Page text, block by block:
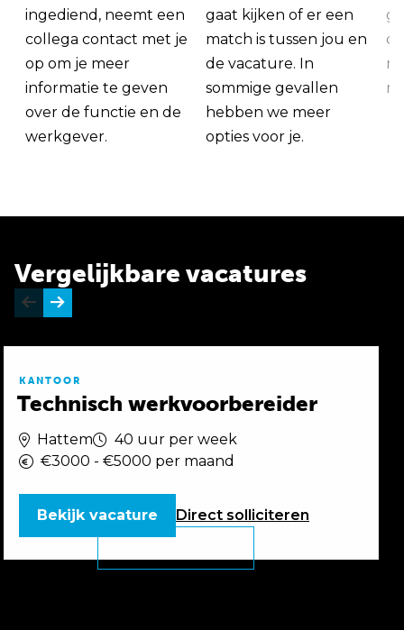
ingediend, neemt een
collega contact met je
op om je meer
informatie te geven
over de functie en de
werkgever.
gaat kijken of er een
match is tussen jou en
de vacature. In
sommige gevallen
hebben we meer
opties voor je.
Vergelijkbare vacatures
KANTOOR
Technisch werkvoorbereider
Hattem
40 uur per week
€3000 - €5000 per maand
Direct solliciteren
Bekijk vacature